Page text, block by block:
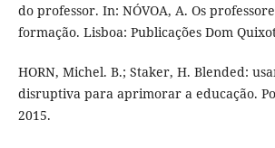
do professor. In: NÓVOA, A. Os
formação. Lisboa: Publicações Dom
HORN, Michel. B.; Staker, H. Blended:
disruptiva para aprimorar a educação.
2015.